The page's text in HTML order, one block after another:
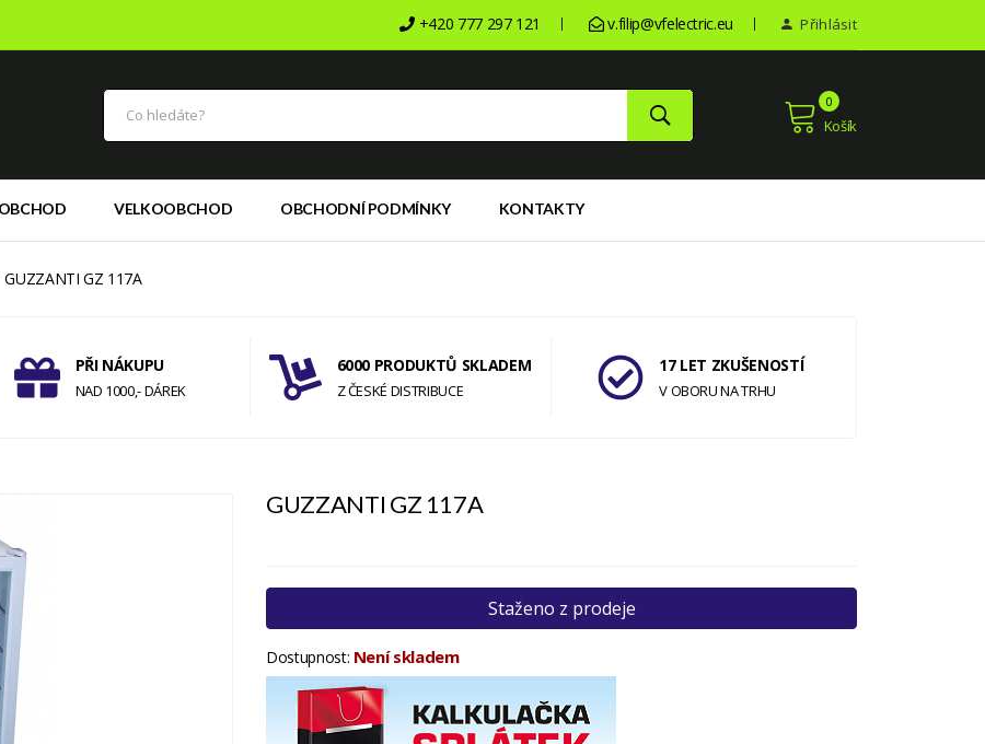
+420 777 297 121 v.filip@vfelectric.eu Přihlásit
Košík
0
VELKOOBCHOD OBCHODNÍ PODMÍNKY KONTAKTY
GUZZANTI GZ 117A
PŘI NÁKUPU
NAD 1000,- DÁREK
6000 PRODUKTŮ SKLADEM
Z ČESKÉ DISTRIBUCE
17 LET ZKUŠENOSTÍ
V OBORU NA TRHU
GUZZANTI GZ 117A
Staženo z prodeje
Dostupnost: Není skladem